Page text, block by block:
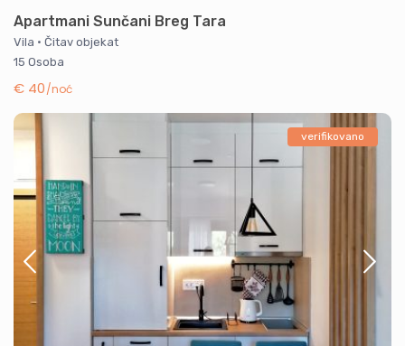
Apartmani Sunčani Breg Tara
Vila · Čitav objekat
15 Osoba
€ 40/noć
verifikovano